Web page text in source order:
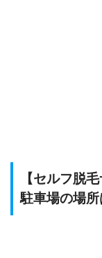
【セルフ脱
駐車場の場所